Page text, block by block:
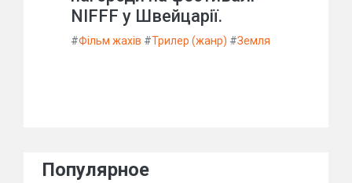
NIFFF у Швейцарії.
#Фільм жахів #Трилер (жанр) #Земля
Популярное